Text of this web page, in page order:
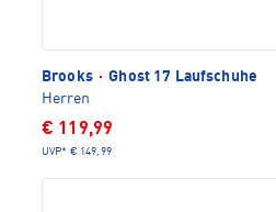
Brooks · Ghost 17 Laufschuhe
Herren
€ 119,99
UVP* € 149,99